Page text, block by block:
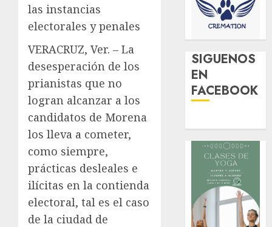
las instancias
electorales y penales
VERACRUZ, Ver. – La
desesperación de los
prianistas que no
logran alcanzar a los
candidatos de Morena
los lleva a cometer,
como siempre,
prácticas desleales e
ilícitas en la contienda
electoral, tal es el caso
de la ciudad de
SIGUENOS
EN
FACEBOOK